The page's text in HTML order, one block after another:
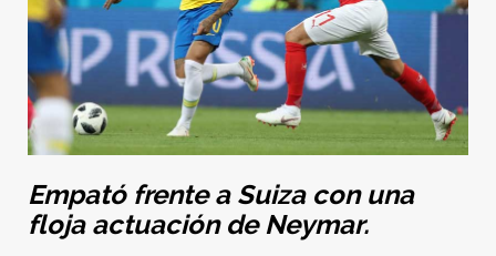
Empató frente a Suiza con una
floja actuación de Neymar.